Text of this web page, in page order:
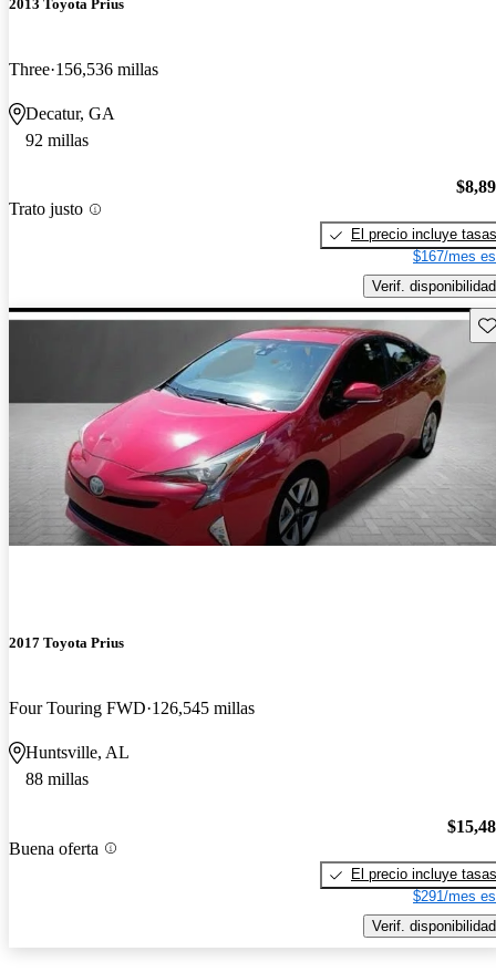
2013 Toyota Prius
Three 156,536 millas
Decatur, GA
92 millas
Trato justo
El precio incluye tasas
$167/mes
Verif. disponibilidad
2017 Toyota Prius
Four Touring FWD 126,545 millas
Huntsville, AL
88 millas
Buena oferta
El precio incluye tasas
$291/mes
Verif. disponibilidad